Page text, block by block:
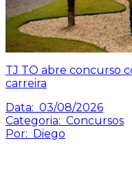
TJ TO abre concurso
carreira
Data: 03/08/2026
Categoria: Concursos
Por:
Diego